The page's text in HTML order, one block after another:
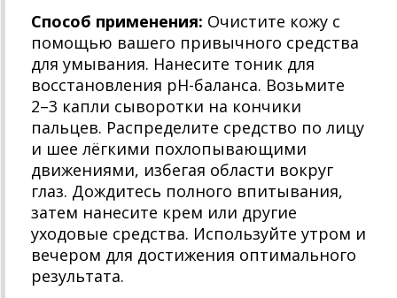
Способ применения: Очистите кожу с
помощью вашего привычного средства
для умывания. Нанесите тоник для
восстановления pH-баланса. Возьмите
2–3 капли сыворотки на кончики
пальцев. Распределите средство по лицу
и шее лёгкими похлопывающими
движениями, избегая области вокруг
глаз. Дождитесь полного впитывания,
затем нанесите крем или другие
уходовые средства. Используйте утром и
вечером для достижения оптимального
результата.